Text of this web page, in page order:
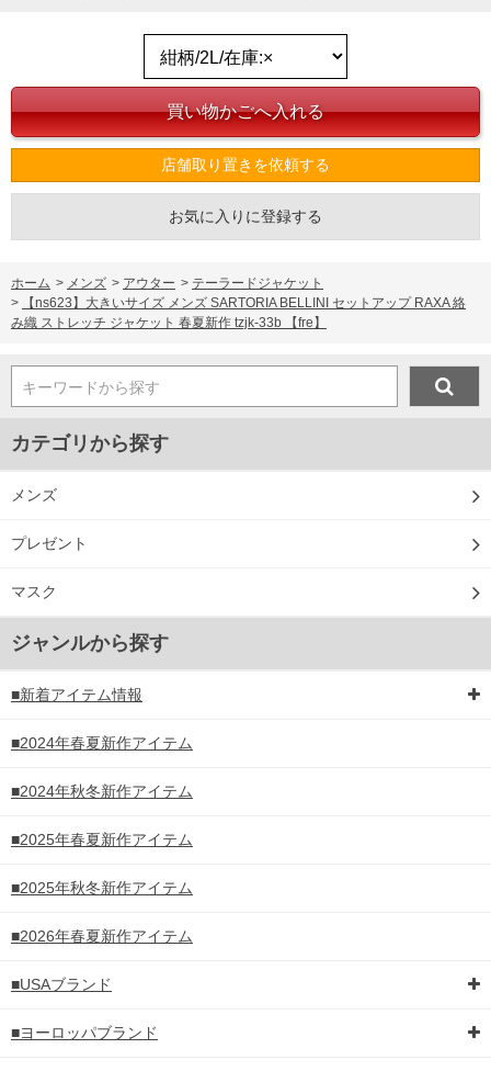
店舗取り置きを依頼する
お気に入りに登録する
ホーム > メンズ > アウター > テーラードジャケット
>
【ns623】大きいサイズ メンズ SARTORIA BELLINI セットアップ RAXA 絡
み織 ストレッチ ジャケット 春夏新作 tzjk-33b 【fre】
キーワードから探す
カテゴリから探す
メンズ
プレゼント
マスク
ジャンルから探す
■新着アイテム情報
■2024年春夏新作アイテム
■2024年秋冬新作アイテム
■2025年春夏新作アイテム
■2025年秋冬新作アイテム
■2026年春夏新作アイテム
■USAブランド
■ヨーロッパブランド